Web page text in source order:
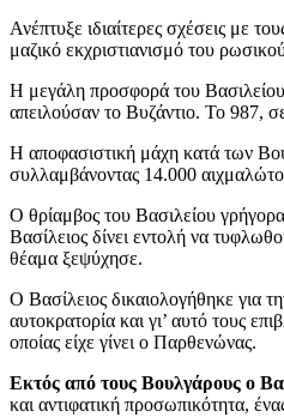
Ανέπτυξε ιδιαίτερες σχέσεις με
μαζικό εκχριστιανισμό του
Η μεγάλη προσφορά του
απειλούσαν το Βυζάντιο. Το 987,
Η αποφασιστική μάχη κατά των
συλλαμβάνοντας 14.000
Ο θρίαμβος του Βασιλείου
Βασίλειος δίνει εντολή να
θέαμα ξεψύχησε.
Ο Βασίλειος δικαιολογήθηκε για
αυτοκρατορία και γι’ αυτό τους
οποίας είχε γίνει ο Παρθενώνας.
Εκτός από τους Βουλγάρους ο
και αντιφατική προσωπικότητα,